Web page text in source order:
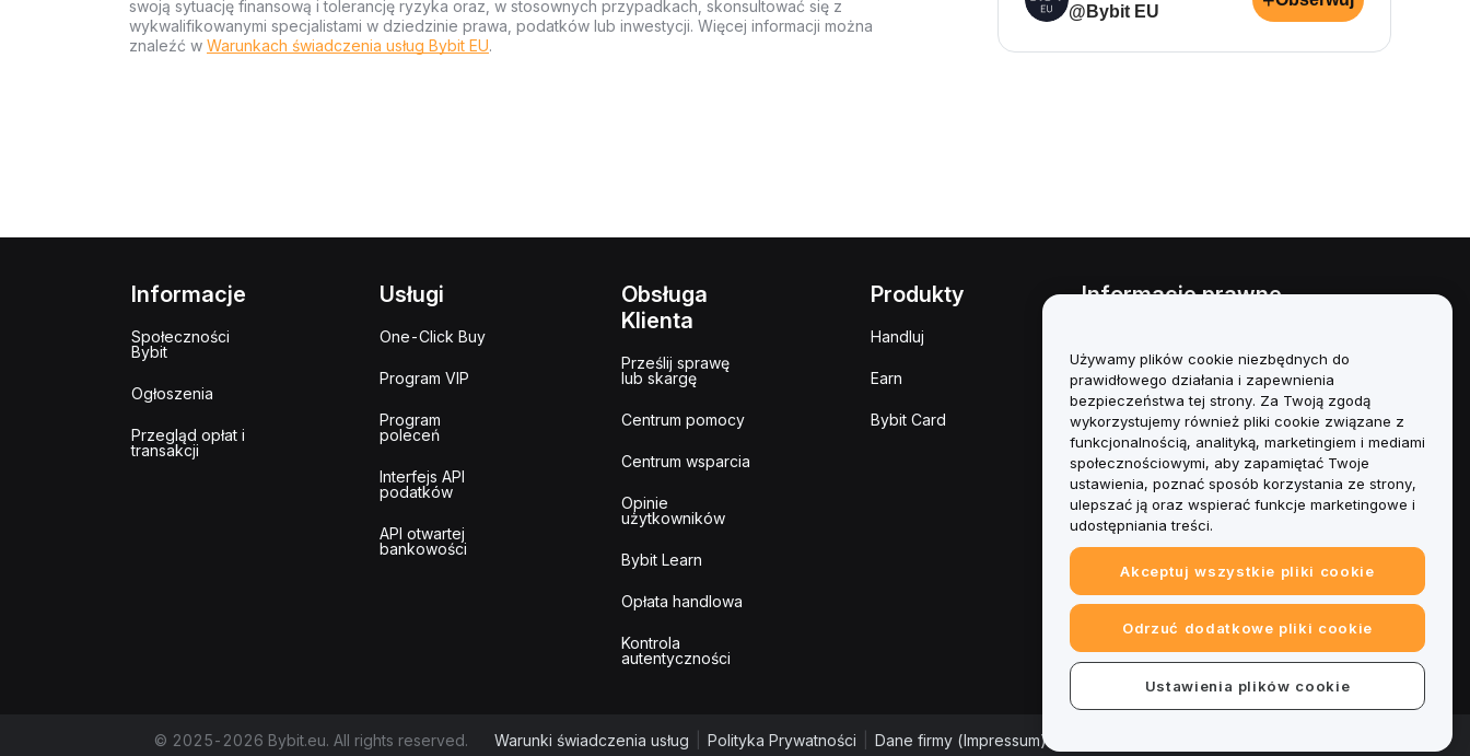
swoją sytuację finansową i tolerancję ryzyka oraz, w stosownych przypadkach, skonsultować się z
wykwalifikowanymi specjalistami w dziedzinie prawa, podatków lub inwestycji. Więcej informacji można
znaleźć w Warunkach świadczenia usług Bybit EU.
@Bybit EU
Informacje
Społeczności
Bybit
Ogłoszenia
Przegląd opłat i
transakcji
Usługi
One-Click Buy
Program VIP
Program
poleceń
Interfejs API
podatków
API otwartej
bankowości
Obsługa
Klienta
Prześlij sprawę
lub skargę
Centrum pomocy
Centrum wsparcia
Opinie
użytkowników
Bybit Learn
Opłata handlowa
Kontrola
autentyczności
Produkty
Handluj
Earn
Bybit Card
Informacje prawne
interesów
Podsumowanie polityki
powiernictwa i zarządzania
Informacje ESG
Biuletyny informacyjne
kryptoaktywów
© 2025-2026 Bybit.eu. All rights reserved. Warunki świadczenia usług Polityka Prywatności Dane firmy (Impressum)
Używamy plików cookie niezbędnych do
prawidłowego działania i zapewnienia
bezpieczeństwa tej strony. Za Twoją zgodą
wykorzystujemy również pliki cookie związane z
funkcjonalnością, analityką, marketingiem i mediami
społecznościowymi, aby zapamiętać Twoje
ustawienia, poznać sposób korzystania ze strony,
ulepszać ją oraz wspierać funkcje marketingowe i
udostępniania treści.
Akceptuj wszystkie pliki cookie
Odrzuć dodatkowe pliki cookie
Ustawienia plików cookie